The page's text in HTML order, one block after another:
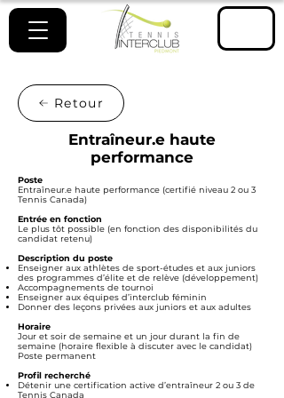
Retour
Entraîneur.e haute
performance
Poste
Entraîneur.e haute performance (certifié niveau 2 ou 3
Tennis Canada)
Entrée en fonction
Le plus tôt possible (en fonction des disponibilités du
candidat retenu)
Description du poste
Enseigner aux athlètes de sport-études et aux juniors
des programmes d’élite et de relève (développement)
Accompagnements de tournoi
Enseigner aux équipes d’interclub féminin
Donner des leçons privées aux juniors et aux adultes
Horaire
Jour et soir de semaine et un jour durant la fin de
semaine (horaire flexible à discuter avec le candidat)
Poste permanent
Profil recherché
Détenir une certification active d’entraîneur 2 ou 3 de
Tennis Canada